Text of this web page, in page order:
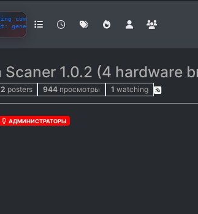
Scaner 1.0.2 (4 hardware
2 posters 944 просмотры 1 watching
АДМИНИСТРАТОРЫ